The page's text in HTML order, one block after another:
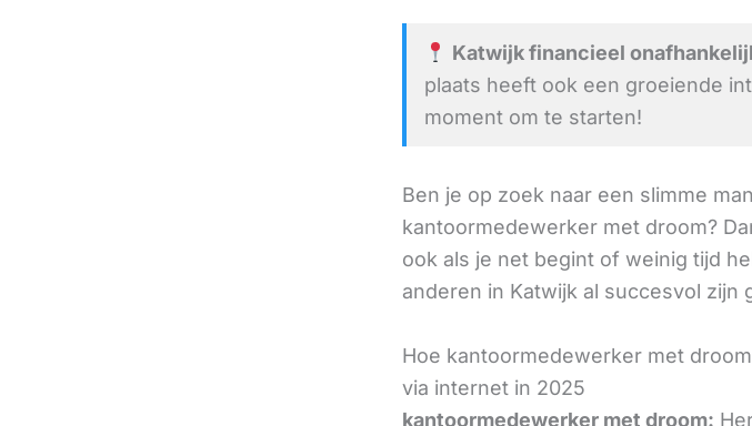
Katwijk financieel
plaats heeft ook een groeiende
moment om te starten!
Ben je op zoek naar een slimme
kantoormedewerker met droom?
ook als je net begint of weinig tijd
anderen in Katwijk al succesvol zijn
Hoe kantoormedewerker met
via internet in 2025
kantoormedewerker met droom: